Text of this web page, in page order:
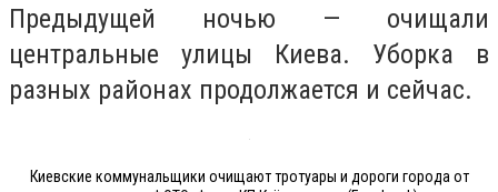
Предыдущей ночью — очищали
центральные улицы Киева. Уборка в
разных районах продолжается и сейчас.
Киевские коммунальщики очищают тротуары и дороги города от